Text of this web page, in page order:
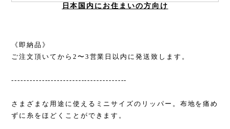
日本国内にお住まいの方向け
《即納品》
ご注文頂いてから2〜3営業日以内に発送致します。
--------------------------------------
さまざまな用途に使えるミニサイズのリッパー。布地を痛め
ずに糸をほどくことができます。